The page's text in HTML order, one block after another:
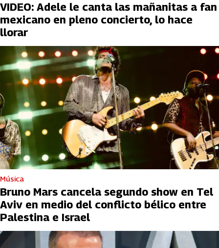
VIDEO: Adele le canta las mañanitas a fan
mexicano en pleno concierto, lo hace
llorar
Música
Bruno Mars cancela segundo show en Tel
Aviv en medio del conflicto bélico entre
Palestina e Israel